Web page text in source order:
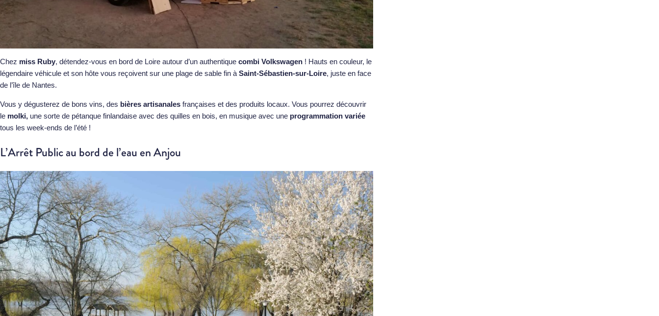
Chez miss Ruby, détendez-vous en bord de Loire autour d’un authentique combi Volkswagen ! Hauts en couleur, le
légendaire véhicule et son hôte vous reçoivent sur une plage de sable fin à Saint-Sébastien-sur-Loire, juste en face
de l’île de Nantes.
Vous y dégusterez de bons vins, des bières artisanales françaises et des produits locaux. Vous pourrez découvrir
le molki, une sorte de pétanque finlandaise avec des quilles en bois, en musique avec une programmation variée
tous les week-ends de l’été !
L’Arrêt Public au bord de l’eau en Anjou